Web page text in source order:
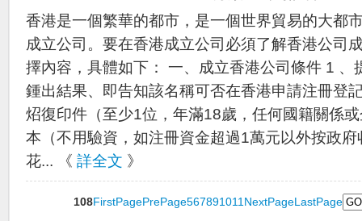
香港是一個繁華的都市，是一個世界貿易的大都
成立公司。要在香港成立公司必須了解香港公司
擇內容，具體如下： 一、成立香港公司條件 1 、
鍾出結果、即告知該名稱可否在香港申請注冊登
炤復印件（至少1位，年滿18歲，任何國籍關係
本（不用驗資，如注冊資金超過1萬元以外按政
花... 《 詳全文 》
108FirstPagePrePage567891011 NextPageLastPage